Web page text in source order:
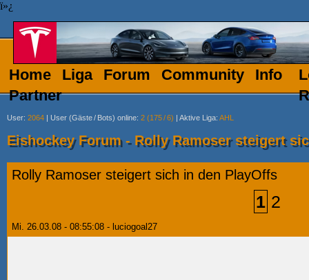
ï»¿
Home Liga Forum Community
Info
Partner
User: 2064 | User (Gäste/ Bots) online: 2 (175/6) | Aktive Liga: AHL
Eishockey Forum - Rolly Ramoser steigert
Rolly Ramoser steigert sich in den PlayOffs
1 2
Mi. 26.03.08 - 08:55:08 - luciogoal27